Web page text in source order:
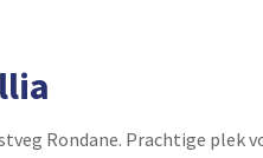
Rondane. Prachtige plek